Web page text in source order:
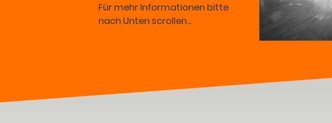
Für mehr Informationen bitte
nach Unten scrollen...